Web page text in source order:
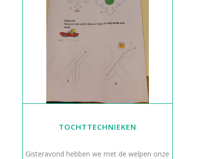
TOCHTTECHNIEKEN
Gisteravond hebben we met de welpen onze